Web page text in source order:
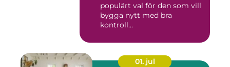
populärt val för den som vill
bygga nytt med bra
kontroll...
01. jul